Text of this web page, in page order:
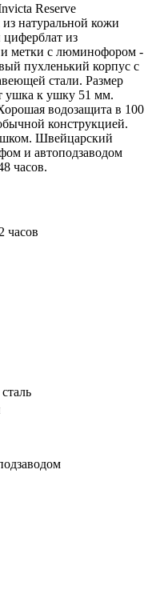
Reserve
натуральной кожи
из
и метки с люминофором -
пухленький корпус с
стали. Размер
ушка к ушку 51 мм.
водозащита в 100
конструкцией.
Швейцарский
и автоподзаводом
часов.
часов